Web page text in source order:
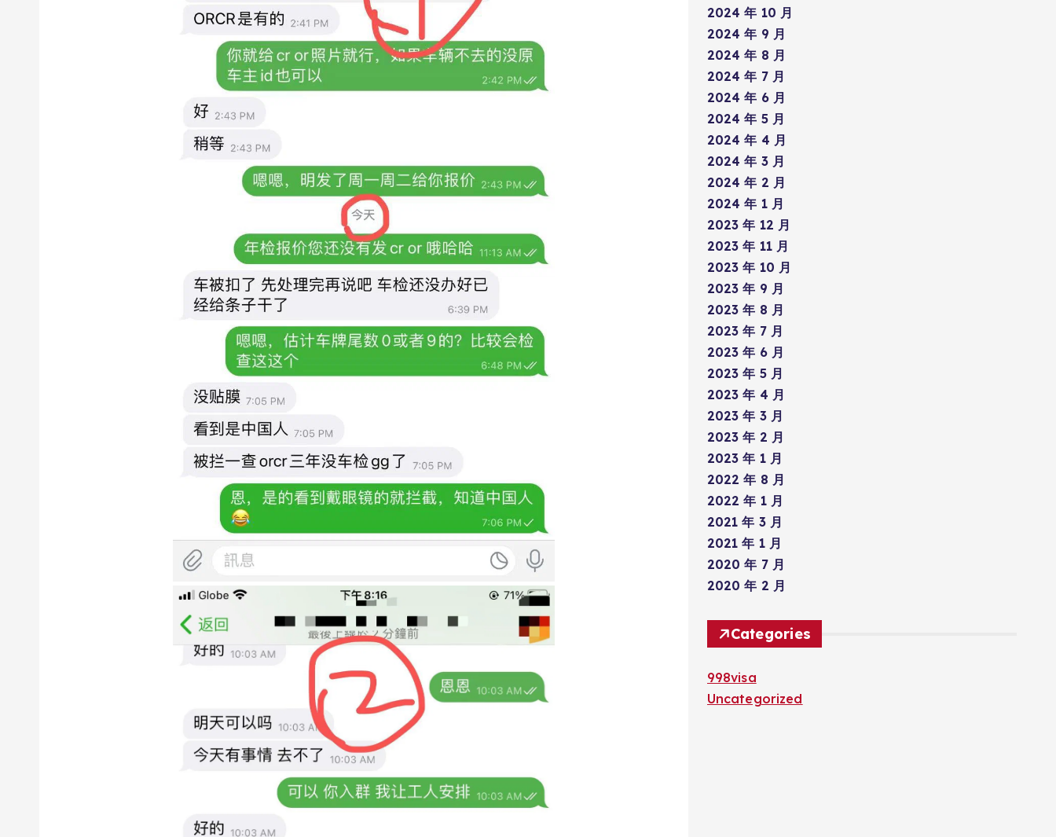
2024 年 10 月
2024 年 9 月
2024 年 8 月
2024 年 7 月
2024 年 6 月
2024 年 5 月
2024 年 4 月
2024 年 3 月
2024 年 2 月
2024 年 1 月
2023 年 12 月
2023 年 11 月
2023 年 10 月
2023 年 9 月
2023 年 8 月
2023 年 7 月
2023 年 6 月
2023 年 5 月
2023 年 4 月
2023 年 3 月
2023 年 2 月
2023 年 1 月
2022 年 8 月
2022 年 1 月
2021 年 3 月
2021 年 1 月
2020 年 7 月
2020 年 2 月
Categories
998visa
Uncategorized